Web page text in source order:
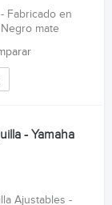
Fabricado en
mate
- Yamaha
Ajustables -